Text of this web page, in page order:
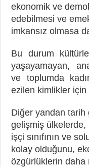
ekonomik ve
edebilmesi ve
imkansız olmasa
Bu durum
yaşayamayan,
ve toplumda
ezilen kimlikler için
Diğer yandan tarih
gelişmiş ülkelerde,
işçi sınıfının ve
kolay olduğunu,
özgürlüklerin daha